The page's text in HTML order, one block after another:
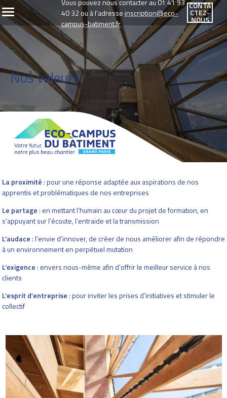
40 32 ou à l'adresseinscription@eco-
campus-batiment.fr
CONTA
CTEZ-
NOUS
Nos valeurs
La proximité: pour une réponse adaptée aux aspirations de nos
apprentis et problématiques de nos entreprises
Le partage: en mettant l’humain au cœur du projet de formation, en
s’appuyant sur l’écoute, l’entraide et la transmission
L’audace: l’envie d’innover, de créer de nous améliorer afin de répondre
à un environnement en perpétuel mutation
L’exigence: envers nous-même afin d’offrir le meilleur service à nos
clients
L’esprit d’entreprise: pour inviter les prises d’initiatives et stimuler le
collectif